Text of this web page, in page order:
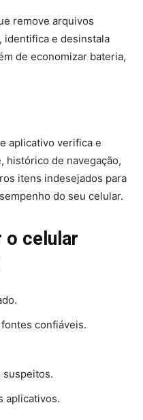
remove arquivos
identifica e desinstala
de economizar bateria,
aplicativo verifica e
histórico de navegação,
itens indesejados para
do seu celular.
o celular
confiáveis.
suspeitos.
aplicativos.